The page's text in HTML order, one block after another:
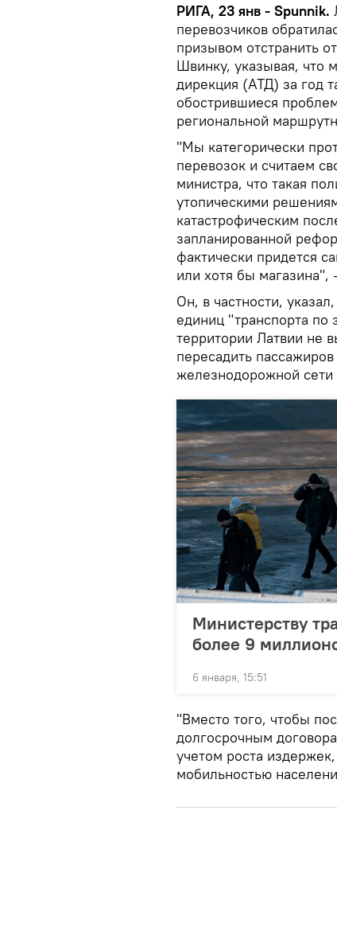
РИГА, 23 янв - Spunnik.
перевозчиков
призывом отстранить
Швинку, указывая, что
дирекция (АТД) за год
обострившиеся
региональной
"Мы категорически
перевозок и считаем
министра, что такая
утопическими
катастрофическим
запланированной
фактически придется
или хотя бы
Он, в частности,
единиц "транспорта по
территории Латвии не
пересадить
железнодорожной сети
Министерству
более 9
6 января, 15:51
"Вместо того, чтобы
долгосрочным
учетом роста
мобильностью